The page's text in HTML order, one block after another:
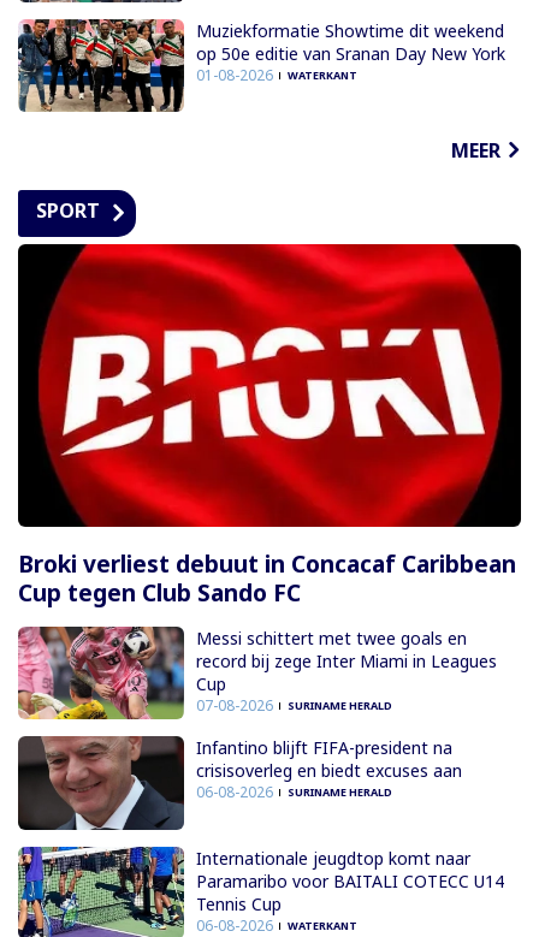
Muziekformatie Showtime dit weekend
op 50e editie van Sranan Day New York
01-08-2026 WATERKANT
MEER
SPORT
Broki verliest debuut in Concacaf Caribbean
Cup tegen Club Sando FC
Messi schittert met twee goals en
record bij zege Inter Miami in Leagues
Cup
07-08-2026 SURINAME HERALD
Infantino blijft FIFA-president na
crisisoverleg en biedt excuses aan
06-08-2026 SURINAME HERALD
Internationale jeugdtop komt naar
Paramaribo voor BAITALI COTECC U14
Tennis Cup
06-08-2026 WATERKANT